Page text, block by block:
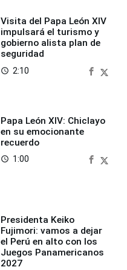
Visita del Papa León XIV
impulsará el turismo y
gobierno alista plan de
seguridad
access_time 2:10
Papa León XIV: Chiclayo
en su emocionante
recuerdo
access_time 1:00
Presidenta Keiko
Fujimori: vamos a dejar
el Perú en alto con los
Juegos Panamericanos
2027